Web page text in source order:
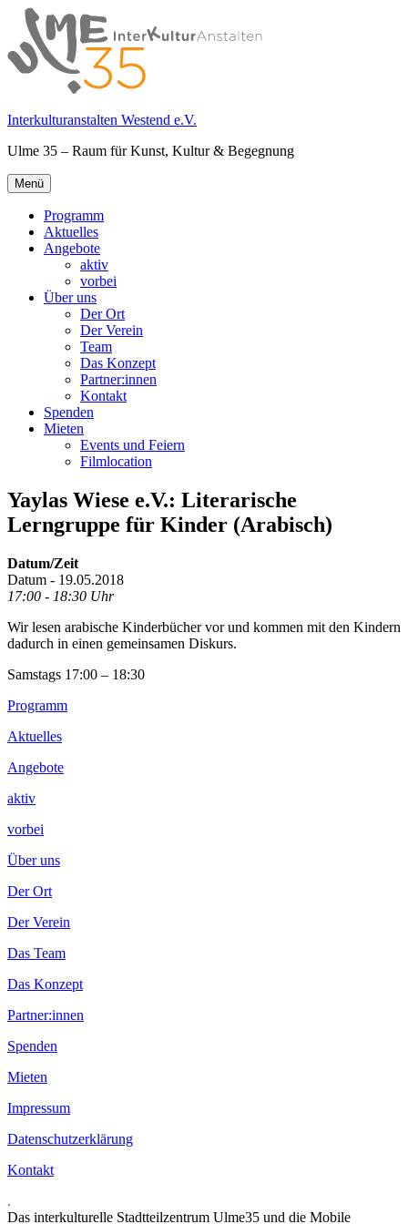
Springe
zum
Inhalt
Interkulturanstalten Westend e.V.
Ulme 35 – Raum für Kunst, Kultur & Begegnung
Primäres
Menü
Menü
Programm
Aktuelles
Angebote
aktiv
vorbei
Über uns
Der Ort
Der Verein
Team
Das Konzept
Partner:innen
Kontakt
Spenden
Mieten
Events und Feiern
Filmlocation
Yaylas Wiese e.V.: Literarische
Lerngruppe für Kinder (Arabisch)
Datum/Zeit
Datum - 19.05.2018
17:00 - 18:30 Uhr
Wir lesen arabische Kinderbücher vor und kommen mit den Kindern
dadurch in einen gemeinsamen Diskurs.
Samstags 17:00 – 18:30
Footer
Inhalt
Programm
Aktuelles
Angebote
aktiv
vorbei
Über uns
Der Ort
Der Verein
Das Team
Das Konzept
Partner:innen
Spenden
Mieten
Impressum
Datenschutzerklärung
Kontakt
.
Das interkulturelle Stadtteilzentrum Ulme35 und die Mobile